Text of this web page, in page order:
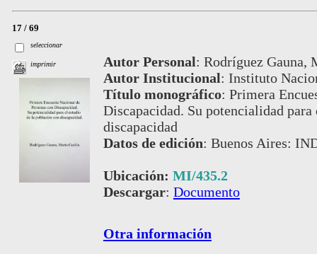
17 / 69
seleccionar
imprimir Autor Personal: Rodríguez Gauna,
Autor Institucional: Instituto
Título monográfico: Primera
Discapacidad. Su potencialidad
discapacidad
Datos de edición: Buenos Aires:
Ubicación: MI/435.2
Descargar: Documento
Otra información